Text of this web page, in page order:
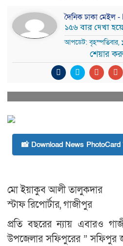
দৈনিক ঢাকা
১৫৬ বার দেখা
আপডেট:
শেয়ার
📸 Download News
মো ইয়াকুব আলী তালুকদার
স্টাফ রিপোর্টার, গাজীপুর
প্রতি বছরের ন্যায় এবারও
উপজেলার সফিপুরের ” সফিপুর